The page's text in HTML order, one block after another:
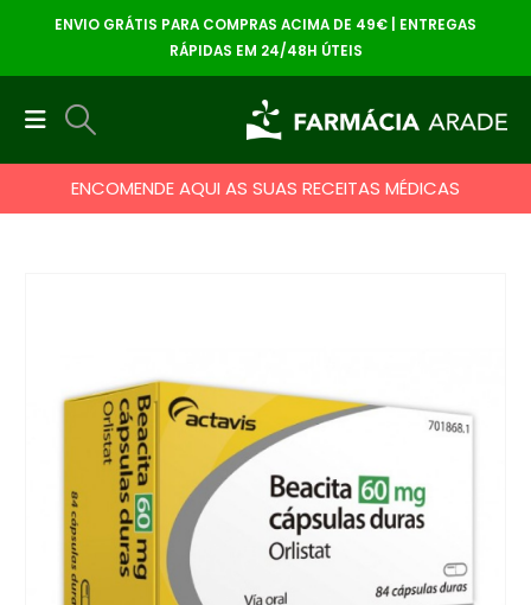
ENVIO GRÁTIS PARA COMPRAS ACIMA DE 49€ | ENTREGAS
RÁPIDAS EM 24/48H ÚTEIS
ENCOMENDE AQUI AS SUAS RECEITAS MÉDICAS